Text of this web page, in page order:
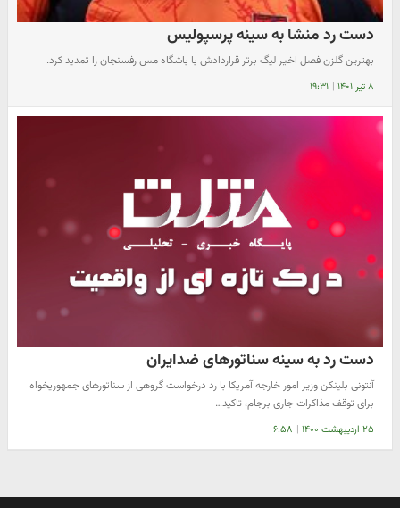
دست رد منشا به سینه پرسپولیس
بهترین گلزن فصل اخیر لیگ برتر قراردادش با باشگاه مس رفسنجان را تمدید کرد.
۸ تیر ۱۴۰۱ | ۱۹:۳۱
دست رد به سینه سناتورهای ضدایران
آنتونی بلینکن وزیر امور خارجه آمریکا با رد درخواست گروهی از سناتورهای جمهوریخواه
برای توقف مذاکرات جاری برجام، تاکید…
۲۵ اردیبهشت ۱۴۰۰ | ۶:۵۸